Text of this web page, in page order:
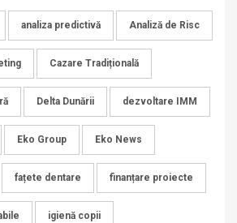
analiza predictivă Analiză de Risc
Cazare Tradițională
Delta Dunării dezvoltare IMM
Eko Group Eko News
fațete dentare finanțare proiecte
igienă copii